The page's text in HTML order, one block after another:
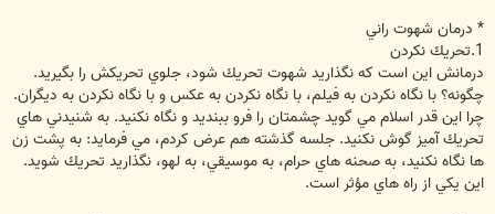
* درمان شهوت راني
1.تحريك نكردن
درمانش اين است كه نگذاريد شهوت تحريك شود، جلوي تحريكش را بگيريد.
چگونه؟ با نگاه نكردن به فيلم، با نگاه نكردن به عكس و با نگاه نكردن به ديگران.
چرا اين قدر اسلام مي گويد چشمتان را فرو ببنديد و نگاه نكنيد. به شنيدني هاي
تحريك آميز گوش نكنيد. جلسه گذشته هم عرض كردم، مي فرمايد: به پشت زن
ها نگاه نكنيد، به صحنه هاي حرام، به موسيقي، به لهو، نگذاريد تحريك شويد.
اين يكي از راه هاي مؤثر است.